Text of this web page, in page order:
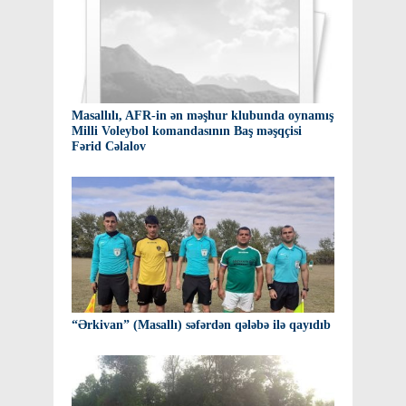
Masallılı, AFR-in ən məşhur klubunda oynamış
Milli Voleybol komandasının Baş məşqçisi
Fərid Cəlalov
“Ərkivan” (Masallı) səfərdən qələbə ilə qayıdıb